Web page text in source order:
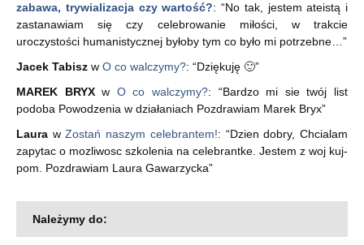
zabawa, trywializacja czy wartość?: “No tak, jestem ateistą i
zastanawiam się czy celebrowanie miłości, w trakcie
uroczystości humanistycznej byłoby tym co było mi potrzebne…”
Jacek Tabisz w O co walczymy?: “Dziękuję 🙂”
MAREK BRYXw O co walczymy?: “Bardzo mi sie twój list
podoba Powodzenia w działaniach Pozdrawiam Marek Bryx”
Laura wZostań naszym celebrantem!: “Dzien dobry, Chcialam
zapytac o mozliwosc szkolenia na celebrantke. Jestem z woj kuj-
pom. Pozdrawiam Laura Gawarzycka”
Należymy do: